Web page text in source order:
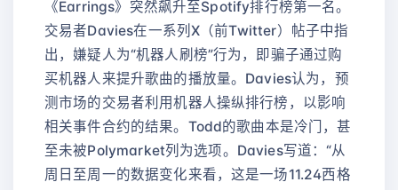
《Earrings》突然飙升至Spotify排行榜第一名。
交易者Davies在一系列X（前Twitter）帖子中指
出，嫌疑人为“机器人刷榜”行为，即骗子通过购
买机器人来提升歌曲的播放量。Davies认为，预
测市场的交易者利用机器人操纵排行榜，以影响
相关事件合约的结果。Todd的歌曲本是冷门，甚
至未被Polymarket列为选项。Davies写道：“从
周日至周一的数据变化来看，这是一场11.24西格